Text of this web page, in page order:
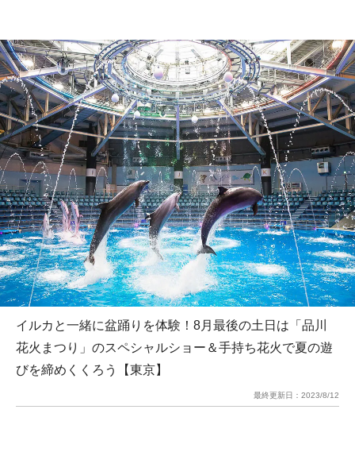
イルカと一緒に盆踊りを体験！8月最後の土日は「品川
花火まつり」のスペシャルショー＆手持ち花火で夏の遊
びを締めくくろう【東京】
最終更新日： 2023/8/12